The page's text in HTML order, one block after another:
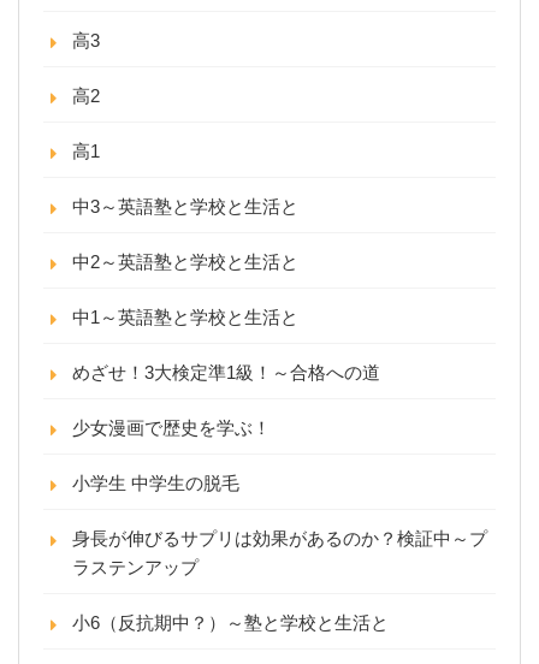
高3
高2
高1
中3～英語塾と学校と生活と
中2～英語塾と学校と生活と
中1～英語塾と学校と生活と
めざせ！3大検定準1級！～合格への道
少女漫画で歴史を学ぶ！
小学生 中学生の脱毛
身長が伸びるサプリは効果があるのか？検証中～プ
ラステンアップ
小6（反抗期中？）～塾と学校と生活と